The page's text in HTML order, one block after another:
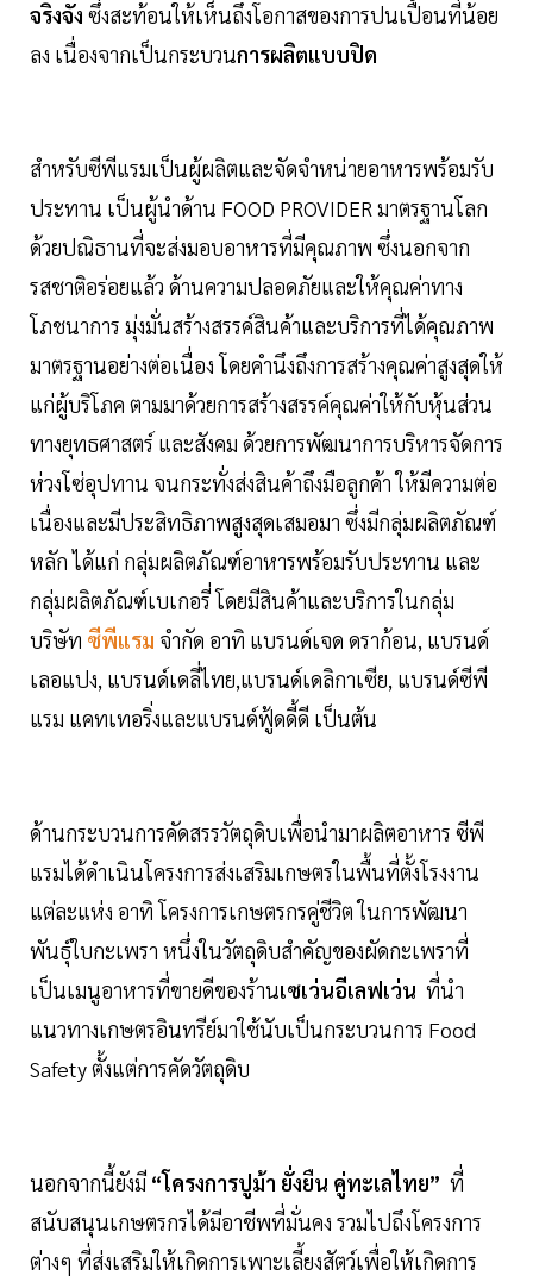
จริงจัง ซึ่งสะท้อนให้เห็นถึงโอกาสของการปนเปื้อนที่น้อย
ลง เนื่องจากเป็นกระบวนการผลิตแบบปิด
สำหรับซีพีแรมเป็นผู้ผลิตและจัดจำหน่ายอาหารพร้อมรับ
ประทาน เป็นผู้นำด้าน FOOD PROVIDER มาตรฐานโลก
ด้วยปณิธานที่จะส่งมอบอาหารที่มีคุณภาพ ซึ่งนอกจาก
รสชาติอร่อยแล้ว ด้านความปลอดภัยและให้คุณค่าทาง
โภชนาการ มุ่งมั่นสร้างสรรค์สินค้าและบริการที่ได้คุณภาพ
มาตรฐานอย่างต่อเนื่อง โดยคำนึงถึงการสร้างคุณค่าสูงสุดให้
แก่ผู้บริโภค ตามมาด้วยการสร้างสรรค์คุณค่าให้กับหุ้นส่วน
ทางยุทธศาสตร์ และสังคม ด้วยการพัฒนาการบริหารจัดการ
ห่วงโซ่อุปทาน จนกระทั่งส่งสินค้าถึงมือลูกค้า ให้มีความต่อ
เนื่องและมีประสิทธิภาพสูงสุดเสมอมา ซึ่งมีกลุ่มผลิตภัณฑ์
หลัก ได้แก่ กลุ่มผลิตภัณฑ์อาหารพร้อมรับประทาน และ
กลุ่มผลิตภัณฑ์เบเกอรี่ โดยมีสินค้าและบริการในกลุ่ม
บริษัท ซีพีแรม จำกัด อาทิ แบรนด์เจด ดราก้อน, แบรนด์
เลอแปง, แบรนด์เดลี่ไทย,แบรนด์เดลิกาเซีย, แบรนด์ซีพี
แรม แคทเทอริ่งและแบรนด์ฟู้ดดี้ดี เป็นต้น
ด้านกระบวนการคัดสรรวัตถุดิบเพื่อนำมาผลิตอาหาร ซีพี
แรมได้ดำเนินโครงการส่งเสริมเกษตรในพื้นที่ตั้งโรงงาน
แต่ละแห่ง อาทิ โครงการเกษตรกรคู่ชีวิต ในการพัฒนา
พันธุ์ใบกะเพรา หนึ่งในวัตถุดิบสำคัญของผัดกะเพราที่
เป็นเมนูอาหารที่ขายดีของร้านเซเว่นอีเลฟเว่น ที่นำ
แนวทางเกษตรอินทรีย์มาใช้นับเป็นกระบวนการ Food
Safety ตั้งแต่การคัดวัตถุดิบ
นอกจากนี้ยังมี “โครงการปูม้า ยั่งยืน คู่ทะเลไทย” ที่
สนับสนุนเกษตรกรได้มีอาชีพที่มั่นคง รวมไปถึงโครงการ
ต่างๆ ที่ส่งเสริมให้เกิดการเพาะเลี้ยงสัตว์เพื่อให้เกิดการ